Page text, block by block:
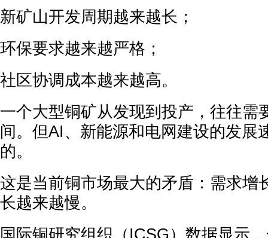
新矿山开发周期越来越长；
环保要求越来越严格；
社区协调成本越来越高。
一个大型铜矿从发现到投产，往往需
间。但AI、新能源和电网建设的发展
的。
这是当前铜市场最大的矛盾：需求增
长越来越慢。
国际铜研究组织（ICSG）数据显示